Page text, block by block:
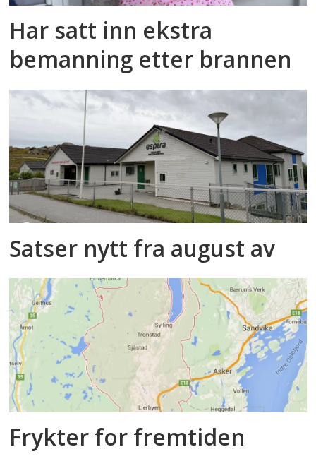
Har satt inn ekstra
bemanning etter brannen
Satser nytt fra august av
Frykter for fremtiden